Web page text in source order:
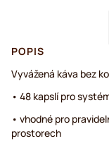
POPIS
Vyvážená káva bez
• 48 kapslí pro
• vhodné pro
prostorech